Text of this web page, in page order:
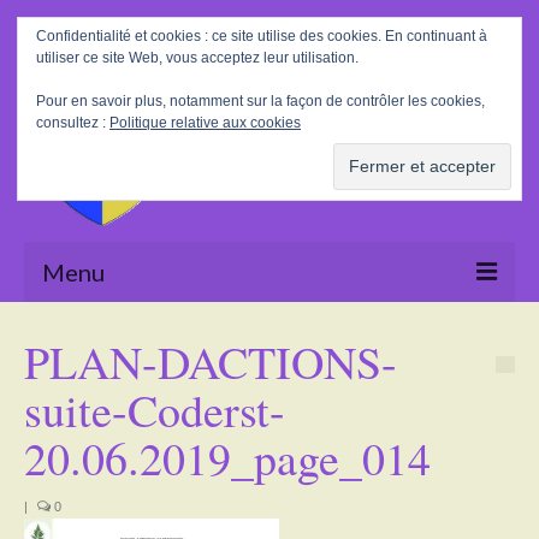
Rechercher
:
Menu
La Mairie
PLAN-DACTIONS-
suite-Coderst-
20.06.2019_page_014
| 0
Confidentialité et cookies : ce site utilise des cookies. En continuant à
utiliser ce site Web, vous acceptez leur utilisation.
Pour en savoir plus, notamment sur la façon de contrôler les cookies,
consultez : Politique relative aux cookies